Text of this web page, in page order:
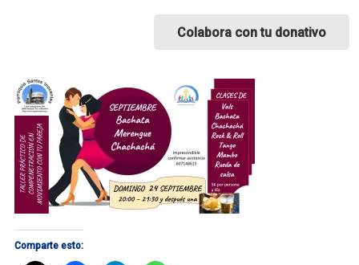
Colabora con tu donativo
Comparte esto: